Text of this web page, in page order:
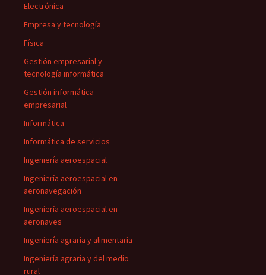
Electrónica
Empresa y tecnología
Física
Gestión empresarial y
tecnología informática
Gestión informática
empresarial
Informática
Informática de servicios
Ingeniería aeroespacial
Ingeniería aeroespacial en
aeronavegación
Ingeniería aeroespacial en
aeronaves
Ingeniería agraria y alimentaria
Ingeniería agraria y del medio
rural